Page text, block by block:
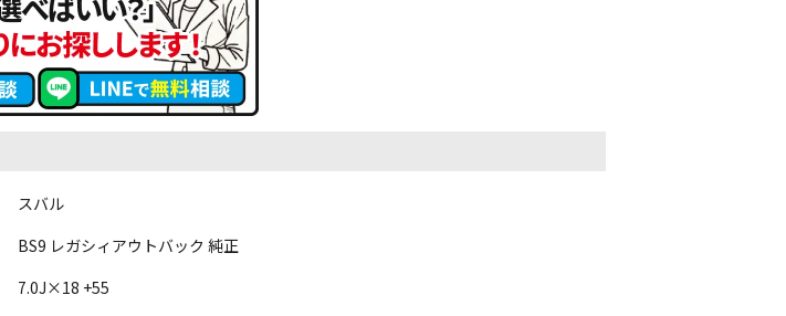
スバル
BS9 レガシィアウトバック 純正
7.0J×18 +55